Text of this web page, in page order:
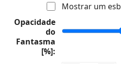
Mostrar um
Opacidade
do
Fantasma
[%]